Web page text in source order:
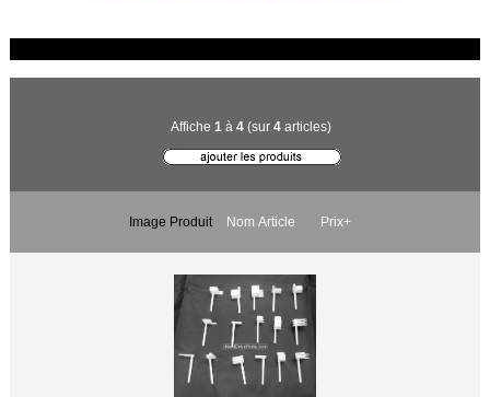
Affiche 1 à 4(sur 4articles)
Image Produit Nom Article Prix+